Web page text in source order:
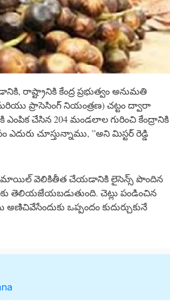
కేంద్ర ప్రభుత్వం అనుమతి
ప్రాసెసింగ్ నియంత్రణ) చట్టం ద్వారా
చేసిన 204 మండలాల గురించి కేంద్రానికి
చూస్తున్నాము, ”అని మిస్టర్ రెడ్డి
వెలికితీత చేయడానికి లైసెన్స్ పొందిన
తెలియజేయబడుతుంది. చెట్లు పండించిన
ఒప్పందం కుదుర్చుకునే